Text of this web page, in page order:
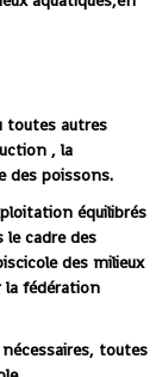
toutes autres
, la
des poissons.
équilibrés
le cadre des
des milieux
la fédération
toutes